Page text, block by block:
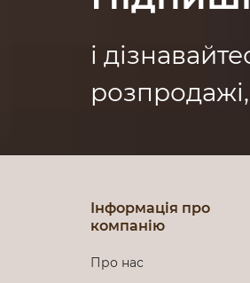
і
Інформація про
компанію
Про нас